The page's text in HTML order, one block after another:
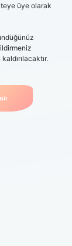
üye olarak